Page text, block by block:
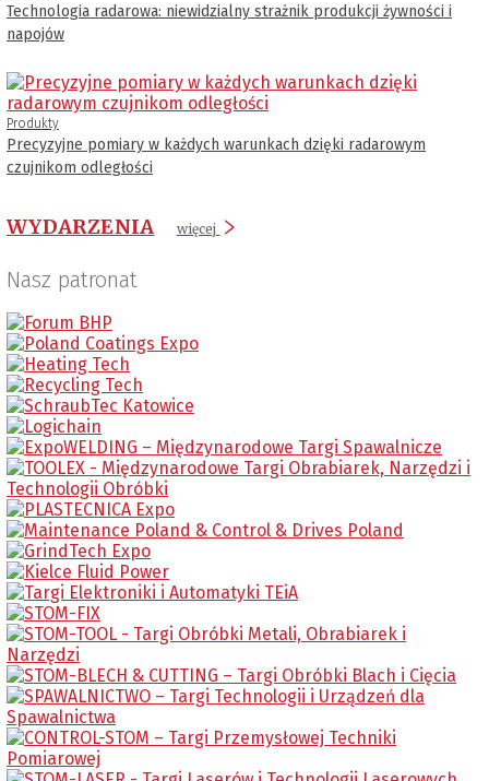
Technologia radarowa: niewidzialny strażnik produkcji żywności i
napojów
Produkty
Precyzyjne pomiary w każdych warunkach dzięki radarowym
czujnikom odległości
WYDARZENIA więcej
Nasz patronat